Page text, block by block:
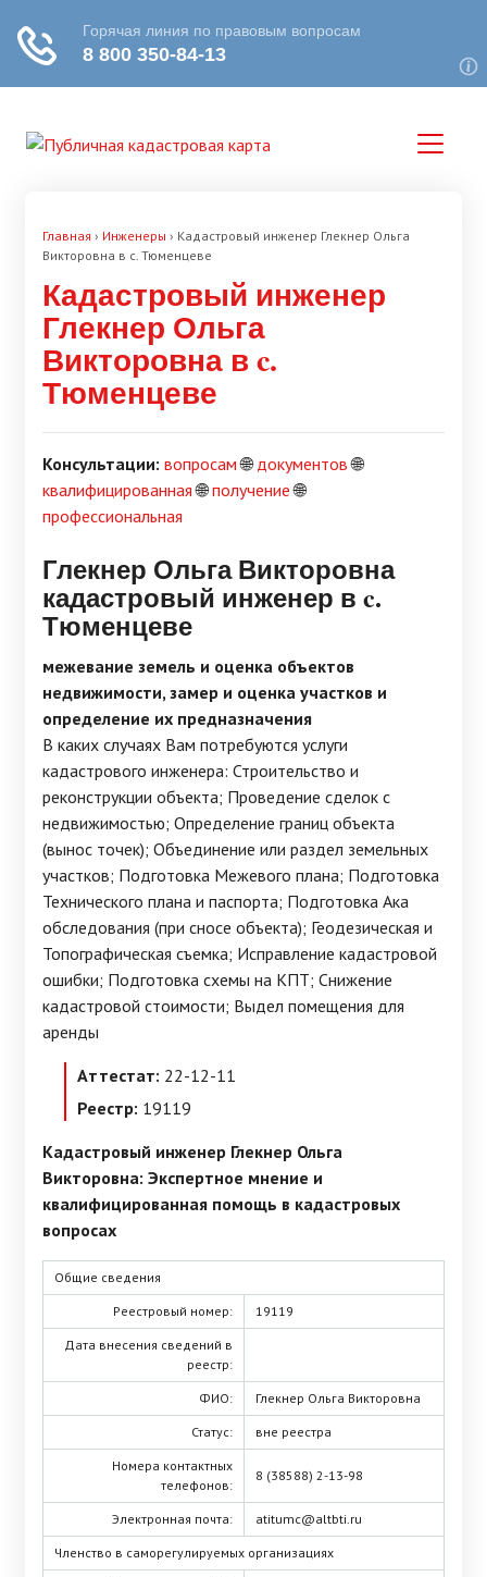
Главная › Инженеры › Кадастровый инженер Глекнер Ольга
Викторовна в c. Тюменцеве
Кадастровый инженер
Глекнер Ольга
Викторовна в c.
Тюменцеве
Консультации: вопросам🌐документов🌐
квалифицированная🌐получение🌐
профессиональная
Глекнер Ольга Викторовна
кадастровый инженер в c.
Тюменцеве
межевание земель и оценка объектов
недвижимости, замер и оценка участков и
определение их предназначения
В каких случаях Вам потребуются услуги
кадастрового инженера: Строительство и
реконструкции объекта; Проведение сделок с
недвижимостью; Определение границ объекта
(вынос точек); Объединение или раздел земельных
участков; Подготовка Межевого плана; Подготовка
Технического плана и паспорта; Подготовка Ака
обследования (при сносе объекта); Геодезическая и
Топографическая съемка; Исправление кадастровой
ошибки; Подготовка схемы на КПТ; Снижение
кадастровой стоимости; Выдел помещения для
аренды
Аттестат: 22-12-11
Реестр: 19119
Кадастровый инженер Глекнер Ольга
Викторовна: Экспертное мнение и
квалифицированная помощь в кадастровых
вопросах
Общие сведения
Реестровый номер: 19119
Дата внесения сведений в
реестр:
ФИО: Глекнер Ольга Викторовна
Статус: вне реестра
Номера контактных
телефонов:
8 (38588) 2-13-98
Электронная почта: atitumc@altbti.ru
Членство в саморегулируемых организациях